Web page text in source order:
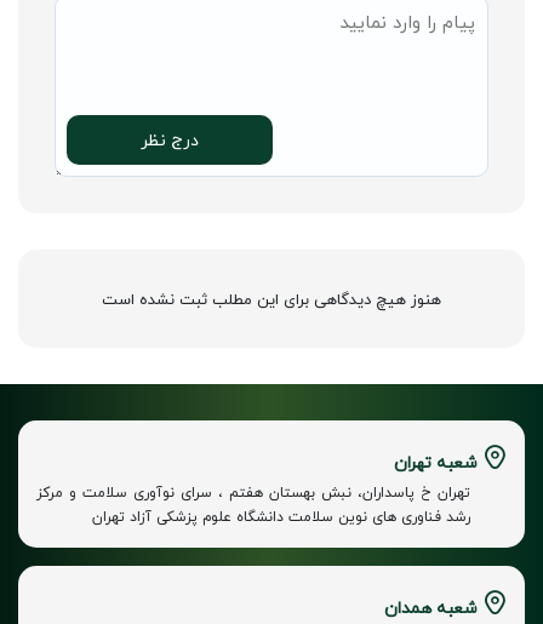
درج نظر
هنوز هیچ دیدگاهی برای این مطلب ثبت نشده است
شعبه تهران
تهران خ پاسداران، نبش بهستان هفتم ، سرای نوآوری سلامت و مرکز
رشد فناوری های نوین سلامت دانشگاه علوم پزشکی آزاد تهران
شعبه همدان